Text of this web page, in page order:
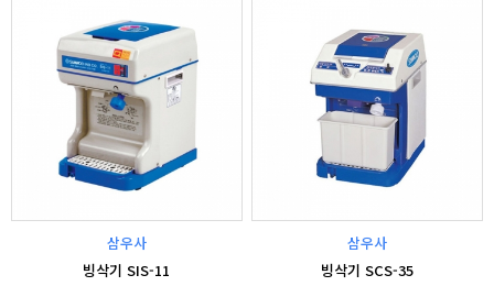
삼우사
빙삭기 SIS-11
삼우사
빙삭기 SCS-35